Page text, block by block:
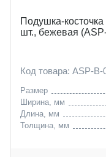
Подушка-
шт., бежевая
Код товара: ASP-B-
Размер
Ширина, мм
Длина, мм
Толщина, мм